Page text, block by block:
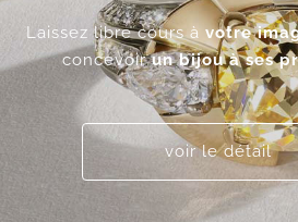
Laissez libre cours àvotre
concevoirun bijou à ses
voir le détail